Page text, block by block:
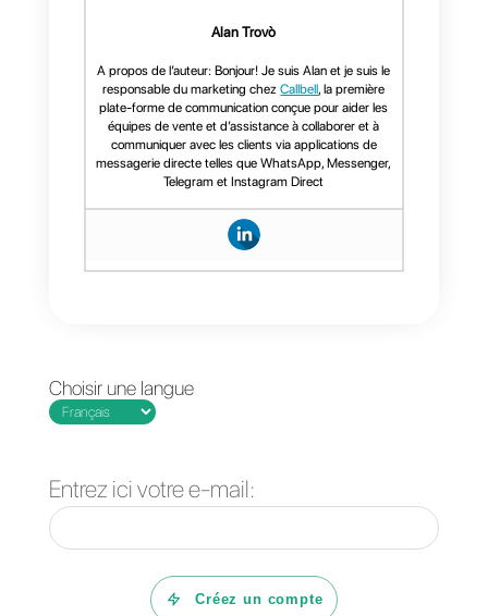
En outre, Callbell offre un
ensemble d’outils très attractifs
pour les équipes de support et de
vente, une création facile de
statistiques et une automatisation
simple du processus de
Callbell
peut vous aider à améliorer vos
avec les clients,vous pouvez
cliquer ici.